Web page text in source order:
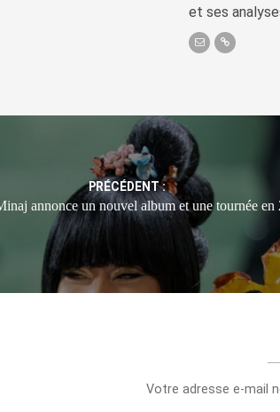
et ses
PRÉCÉDENT :
annonce un nouvel album et une tournée en
Votre adresse e-mail